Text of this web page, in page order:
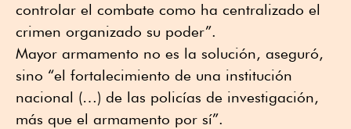
controlar el combate como ha centralizado el
crimen organizado su poder”.
Mayor armamento no es la solución, aseguró,
sino “el fortalecimiento de una institución
nacional (…) de las policías de investigación,
más que el armamento por sí”.